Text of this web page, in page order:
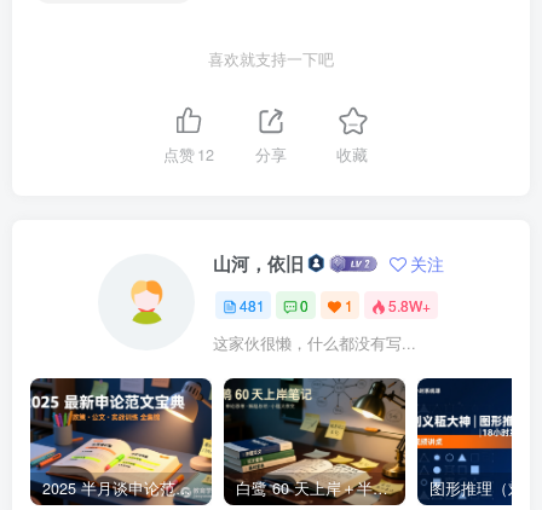
喜欢就支持一下吧
点赞12 分享 收藏
山河，依旧 关注
481 0 1 5.8W+
这家伙很懒，什么都没有写...
2025 半月谈申论范文宝典 | 236 页高分范文与深度点评，一本掌握公文 +大作文 +核心主题2025 半月谈申论范文宝典：236 页范文 + 实战训练 +高分模板 白鹭 60 天上岸＋半月谈整体笔记集结 | 2024–2025 年申论思维全盘梳理白鹭半月谈申论笔记全集：60天上岸＋大作文＋小题＋解题总结